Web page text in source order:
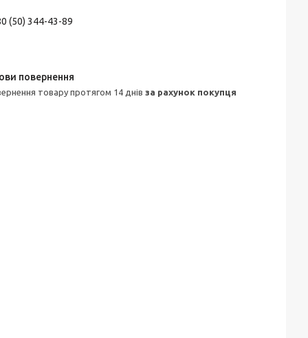
(50) 344-43-89
товару протягом 14 днів за рахунок покупця